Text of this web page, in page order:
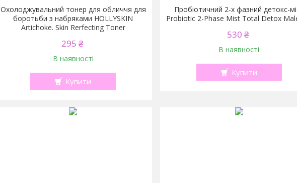
Охолоджувальний тонер для обличчя для
боротьби з набряками HOLLYSKIN
Artichoke. Skin Rerfecting Toner
295 ₴
В наявності
Купити
Пробіотичний 2-х фазний детокс-
Probiotic 2-Phase Mist Total Detox
530 ₴
В наявності
Купити